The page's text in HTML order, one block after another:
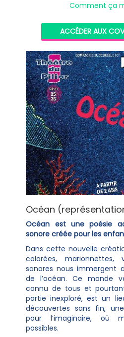
Comment ça
ACCÉDER AUX
Océan
Océan est une poésie
sonore créée pour les
Dans cette nouvelle
colorées, marionnettes,
sonores nous immergent
de l’océan. Ce monde
connu de tous et
partie inexploré, est un
découvertes sans fin,
pour l’imaginaire, où
possibles.